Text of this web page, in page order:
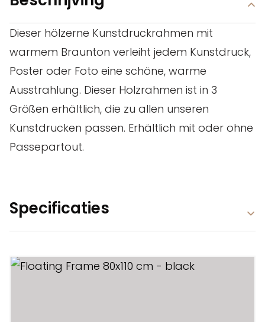
Dieser hölzerne Kunstdruckrahmen mit
warmem Braunton verleiht jedem Kunstdruck,
Poster oder Foto eine schöne, warme
Ausstrahlung. Dieser Holzrahmen ist in 3
Größen erhältlich, die zu allen unseren
Kunstdrucken passen. Erhältlich mit oder ohne
Passepartout.
Specificaties